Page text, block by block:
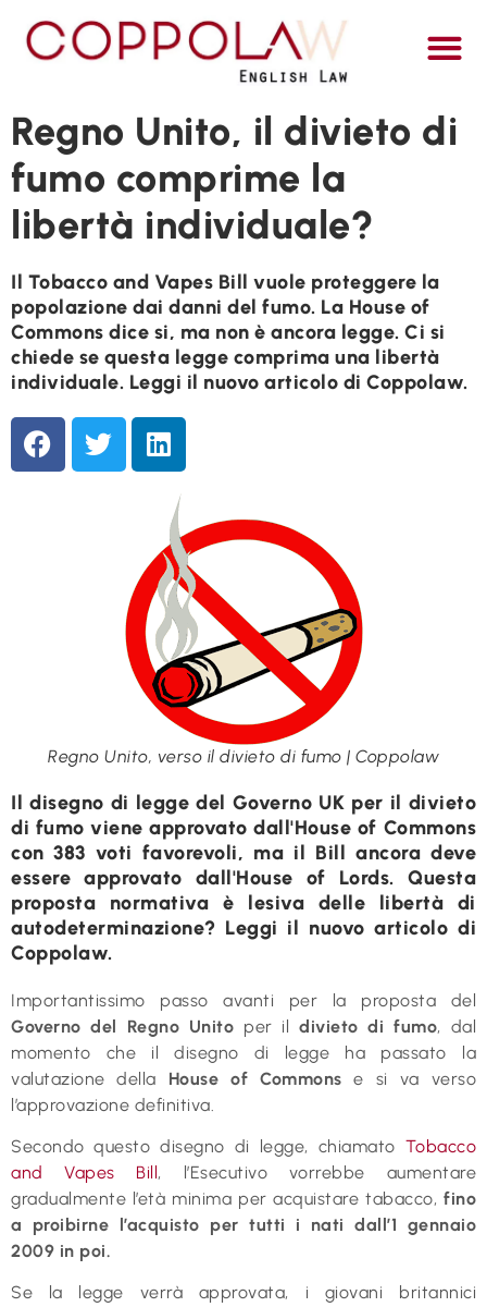
Regno Unito, il divieto di
fumo comprime la
libertà individuale?
Il Tobacco and Vapes Bill vuole proteggere la
popolazione dai danni del fumo. La House of
Commons dice si, ma non è ancora legge. Ci si
chiede se questa legge comprima una libertà
individuale. Leggi il nuovo articolo di Coppolaw.
Regno Unito, verso il divieto di fumo | Coppolaw
Il disegno di legge del Governo UK per il divieto
di fumo viene approvato dall'House of Commons
con 383 voti favorevoli, ma il Bill ancora deve
essere approvato dall'House of Lords. Questa
proposta normativa è lesiva delle libertà di
autodeterminazione? Leggi il nuovo articolo di
Coppolaw.
Importantissimo passo avanti per la proposta del
Governo del Regno Unito per il divieto di fumo, dal
momento che il disegno di legge ha passato la
valutazione della House of Commons e si va verso
l’approvazione definitiva.
Secondo questo disegno di legge, chiamato Tobacco
and Vapes Bill, l’Esecutivo vorrebbe aumentare
gradualmente l’età minima per acquistare tabacco, fino
a proibirne l’acquisto per tutti i nati dall’1 gennaio
2009 in poi.
Se la legge verrà approvata, i giovani britannici